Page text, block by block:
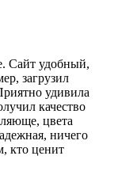
Сайт удобный,
загрузил
удивила
качество
цвета
ничего
кто ценит